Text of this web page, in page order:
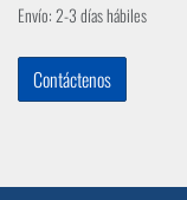
Envío: 2-3 días hábiles
Contáctenos